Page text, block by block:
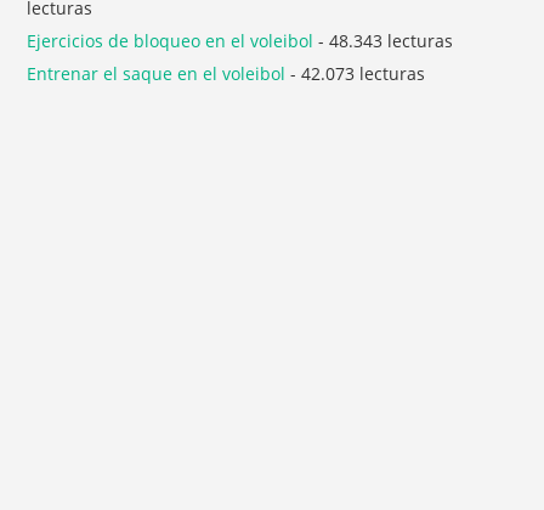
lecturas
Ejercicios de bloqueo en el voleibol - 48.343 lecturas
Entrenar el saque en el voleibol - 42.073 lecturas